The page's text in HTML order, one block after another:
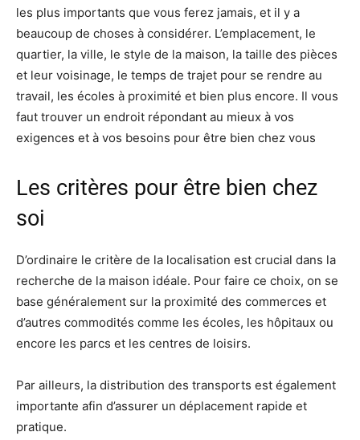
les plus importants que vous ferez jamais, et il y a
beaucoup de choses à considérer. L’emplacement, le
quartier, la ville, le style de la maison, la taille des pièces
et leur voisinage, le temps de trajet pour se rendre au
travail, les écoles à proximité et bien plus encore. Il vous
faut trouver un endroit répondant au mieux à vos
exigences et à vos besoins pour être bien chez vous
Les critères pour être bien chez
soi
D’ordinaire le critère de la localisation est crucial dans la
recherche de la maison idéale. Pour faire ce choix, on se
base généralement sur la proximité des commerces et
d’autres commodités comme les écoles, les hôpitaux ou
encore les parcs et les centres de loisirs.
Par ailleurs, la distribution des transports est également
importante afin d’assurer un déplacement rapide et
pratique.